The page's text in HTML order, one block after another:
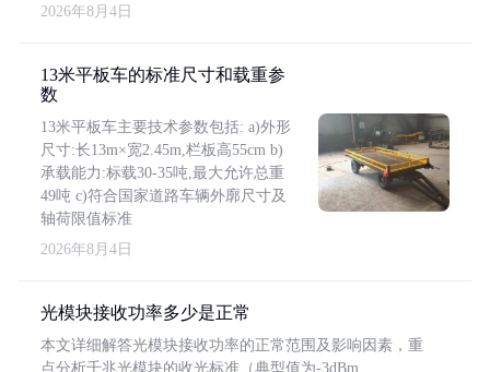
2026年8月4日
13米平板车的标准尺寸和载重参
数
13米平板车主要技术参数包括: a)外形
尺寸:长13m×宽2.45m,栏板高55cm b)
承载能力:标载30-35吨,最大允许总重
49吨 c)符合国家道路车辆外廓尺寸及
轴荷限值标准
2026年8月4日
光模块接收功率多少是正常
本文详细解答光模块接收功率的正常范围及影响因素，重
点分析千兆光模块的收光标准（典型值为-3dBm